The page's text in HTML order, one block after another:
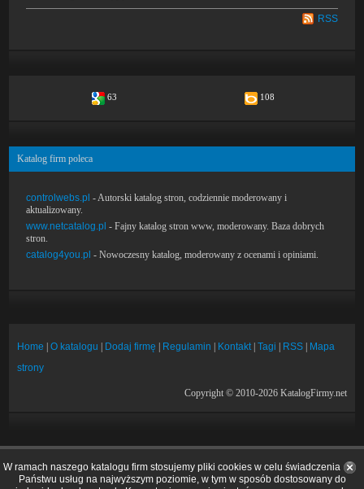
RSS
63 108
Katalog firm poleca
controlwebs.pl - Autorski katalog stron, codziennie moderowany i
aktualizowany.
www.netcatalog.pl - Fajny katalog stron www, moderowany. Baza dobrych
stron.
catalog4you.pl - Nowoczesny katalog, moderowany z ocenami i opiniami.
Home |O katalogu Dodaj firmę Regulamin Kontakt|Tagi RSS
Mapa
strony
Copyright © 2010-2026 KatalogFirmy.net
W ramach naszego katalogu firm stosujemy pliki cookies w celu świadczenia
Państwu usług na najwyższym poziomie, w tym w sposób dostosowany do